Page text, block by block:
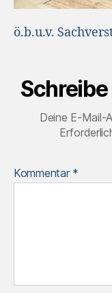
ö.b.u.v.
Deine E-Mail-
Kommentar *